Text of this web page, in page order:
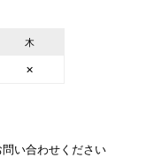
木
✕
い合わせください